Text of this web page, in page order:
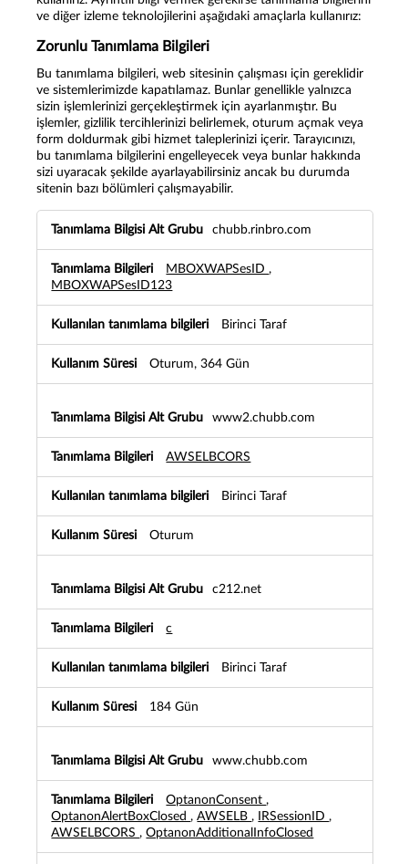
ve diğer izleme teknolojilerini aşağıdaki amaçlarla kullanırız:
Zorunlu Tanımlama Bilgileri
Bu tanımlama bilgileri, web sitesinin çalışması için gereklidir
ve sistemlerimizde kapatılamaz. Bunlar genellikle yalnızca
sizin işlemlerinizi gerçekleştirmek için ayarlanmıştır. Bu
işlemler, gizlilik tercihlerinizi belirlemek, oturum açmak veya
form doldurmak gibi hizmet taleplerinizi içerir. Tarayıcınızı,
bu tanımlama bilgilerini engelleyecek veya bunlar hakkında
sizi uyaracak şekilde ayarlayabilirsiniz ancak bu durumda
sitenin bazı bölümleri çalışmayabilir.
r
l
a
i
chubb.rinbro.com
MBOXWAPSesID,
MBOXWAPSesID123
Birinci Taraf
Oturum, 364 Gün
www2.chubb.com
AWSELBCORS
Birinci Taraf
Oturum
c212.net
c
Birinci Taraf
184 Gün
www.chubb.com
OptanonConsent,
OptanonAlertBoxClosed,AWSELB, IRSessionID,
AWSELBCORS,OptanonAdditionalInfoClosed